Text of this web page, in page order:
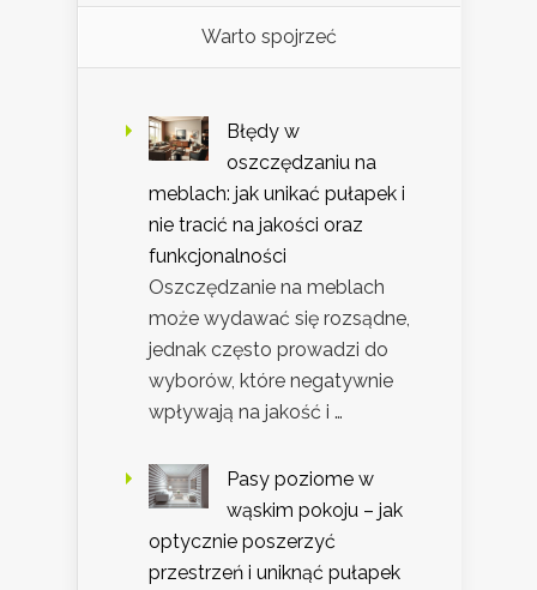
Warto spojrzeć
Błędy w
oszczędzaniu na
meblach: jak unikać pułapek i
nie tracić na jakości oraz
funkcjonalności
Oszczędzanie na meblach
może wydawać się rozsądne,
jednak często prowadzi do
wyborów, które negatywnie
wpływają na jakość i …
Pasy poziome w
wąskim pokoju – jak
optycznie poszerzyć
przestrzeń i uniknąć pułapek